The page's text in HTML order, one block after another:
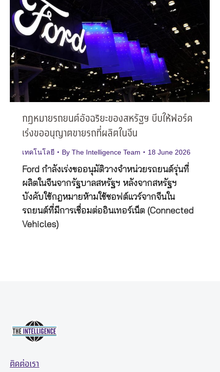
กฎหมายรถยนต์อัจฉริยะของสหรัฐฯ บีบให้ฟอร์ด
เร่งขออนุญาตขายรถที่ผลิตในจีน
เทคโนโลยี By The Intelligence Team 18 June 2026
Ford กำลังเร่งขออนุมัติวางจำหน่วยรถยนต์รุ่นที่
ผลิตในจีนจากรัฐบาลสหรัฐฯ หลังจากสหรัฐฯ
บังคับใช้กฎหมายห้ามใช้ซอฟต์แวร์จากจีนใน
รถยนต์ที่มีการเชื่อมต่ออินเทอร์เน็ต (Connected
Vehicles)
ติดต่อเรา